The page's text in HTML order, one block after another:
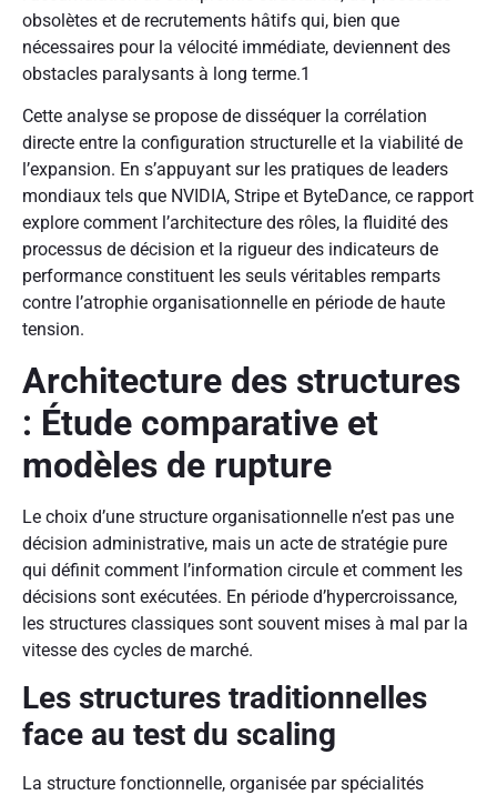
obsolètes et de recrutements hâtifs qui, bien que
nécessaires pour la vélocité immédiate, deviennent des
obstacles paralysants à long terme.1
Cette analyse se propose de disséquer la corrélation
directe entre la configuration structurelle et la viabilité de
l’expansion. En s’appuyant sur les pratiques de leaders
mondiaux tels que NVIDIA, Stripe et ByteDance, ce rapport
explore comment l’architecture des rôles, la fluidité des
processus de décision et la rigueur des indicateurs de
performance constituent les seuls véritables remparts
contre l’atrophie organisationnelle en période de haute
tension.
Architecture des structures
: Étude comparative et
modèles de rupture
Le choix d’une structure organisationnelle n’est pas une
décision administrative, mais un acte de stratégie pure
qui définit comment l’information circule et comment les
décisions sont exécutées. En période d’hypercroissance,
les structures classiques sont souvent mises à mal par la
vitesse des cycles de marché.
Les structures traditionnelles
face au test du scaling
La structure fonctionnelle, organisée par spécialités